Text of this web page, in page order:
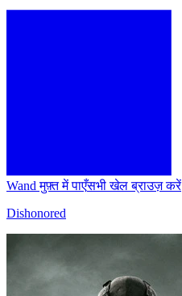
Wand मुफ़्त में पाएँसभी खेल ब्राउज़ करें
Dishonored